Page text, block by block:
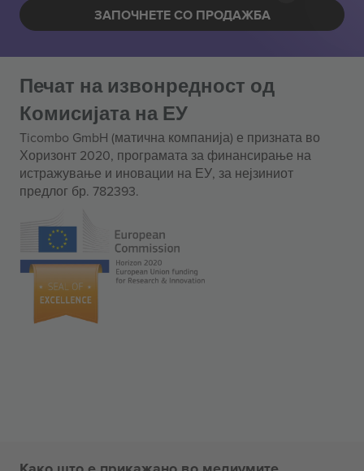
ЗАПОЧНЕТЕ СО ПРОДАЖБА
Печат на извонредност од
Комисијата на ЕУ
Ticombo GmbH (матична компанија) е призната во
Хоризонт 2020, програмата за финансирање на
истражување и иновации на ЕУ, за нејзиниот
предлог бр. 782393.